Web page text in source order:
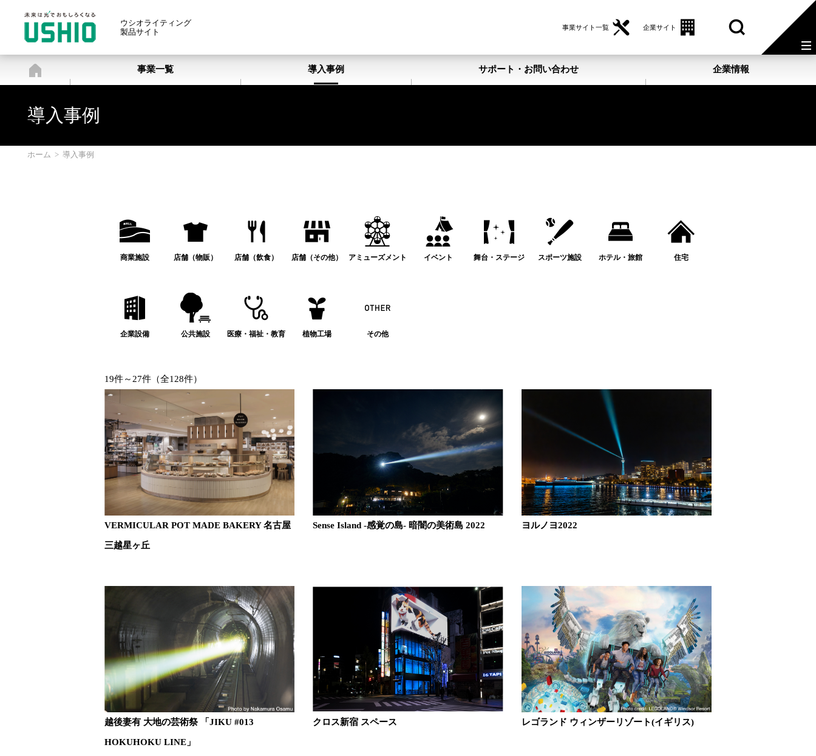
ウシオライティング
製品サイト
事業サイト一覧 企業サイト
ホーム
事業一覧 導入事例 サポート・お問い合わせ 企業情報
導入事例
ホーム > 導入事例
商業施設 店舗（物販） 店舗（飲食） 店舗（その他） アミューズメント イベント 舞台・ステージ スポーツ施設 ホテル・旅館 住宅
企業設備 公共施設 医療・福祉・教育 植物工場 その他
19件～27件（全128件）
VERMICULAR POT MADE BAKERY 名古屋
三越星ヶ丘
Sense Island -感覚の島- 暗闇の美術島 2022 ヨルノヨ2022
越後妻有 大地の芸術祭 「JIKU #013
HOKUHOKU LINE」
クロス新宿 スペース レゴランド ウィンザーリゾート(イギリス)